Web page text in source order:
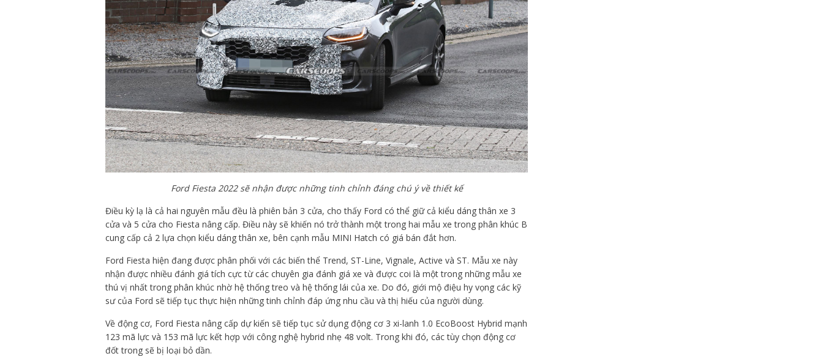
Ford Fiesta 2022 sẽ nhận được những tinh chỉnh đáng chú ý về thiết kế
Điều kỳ lạ là cả hai nguyên mẫu đều là phiên bản 3 cửa, cho thấy Ford có thể giữ cả kiểu dáng thân xe 3
cửa và 5 cửa cho Fiesta nâng cấp. Điều này sẽ khiến nó trở thành một trong hai mẫu xe trong phân khúc B
cung cấp cả 2 lựa chọn kiểu dáng thân xe, bên cạnh mẫu MINI Hatch có giá bán đắt hơn.
Ford Fiesta hiện đang được phân phối với các biến thể Trend, ST-Line, Vignale, Active và ST. Mẫu xe này
nhận được nhiều đánh giá tích cực từ các chuyên gia đánh giá xe và được coi là một trong những mẫu xe
thú vị nhất trong phân khúc nhờ hệ thống treo và hệ thống lái của xe. Do đó, giới mộ điệu hy vọng các kỹ
sư của Ford sẽ tiếp tục thực hiện những tinh chỉnh đáp ứng nhu cầu và thị hiếu của người dùng.
Về động cơ, Ford Fiesta nâng cấp dự kiến sẽ tiếp tục sử dụng động cơ 3 xi-lanh 1.0 EcoBoost Hybrid mạnh
123 mã lực và 153 mã lực kết hợp với công nghệ hybrid nhẹ 48 volt. Trong khi đó, các tùy chọn động cơ
đốt trong sẽ bị loại bỏ dần.